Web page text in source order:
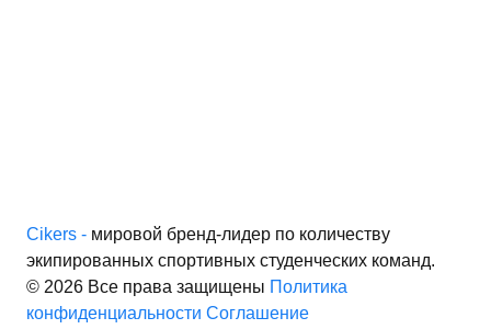
Cikers - мировой бренд-лидер по количеству
экипированных спортивных студенческих команд.
© 2026 Все права защищены Политика
конфиденциальности Соглашение